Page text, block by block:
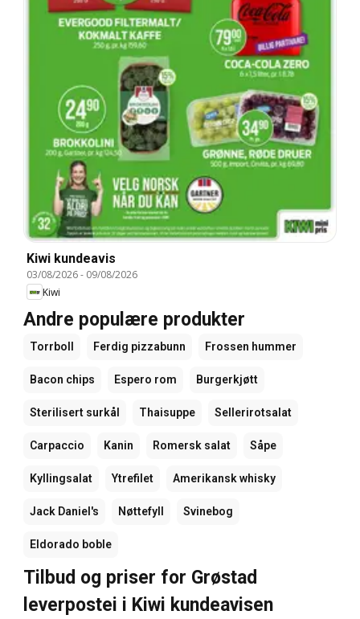
Kiwi kundeavis
03/08/2026- 09/08/2026
Kiwi
Andre populære produkter
Torrboll Ferdig pizzabunn Frossen hummer
Bacon chips Espero rom Burgerkjøtt
Sterilisert surkål Thaisuppe Sellerirotsalat
Carpaccio Kanin Romersk salat Såpe
Kyllingsalat Ytrefilet Amerikansk whisky
Jack Daniel's Nøttefyll Svinebog
Eldorado boble
Tilbud og priser for Grøstad
leverpostei i Kiwi kundeavisen